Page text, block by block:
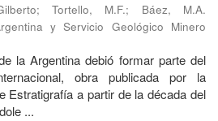
;Tortello, M.F.; Báez, M.A.
y Servicio Geológico Minero
la Argentina debió formar parte del
obra publicada por la
Estratigrafía a partir de la década del
...